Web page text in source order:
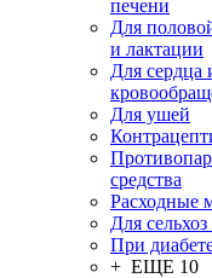
печени
Для
и лактации
Для сердца
Для ушей
средства
Расходные
Для
При
+ ЕЩЕ 10